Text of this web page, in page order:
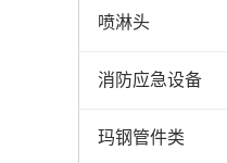
喷淋头
消防应急设备
玛钢管件类